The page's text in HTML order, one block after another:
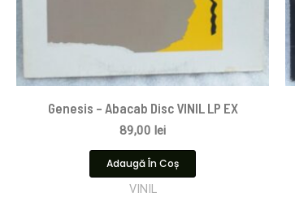
Genesis – Abacab Disc VINIL LP EX
89,00 lei
Adaugă În Coș
VINIL